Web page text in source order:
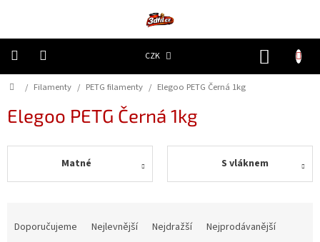
CZK
náhradní
díly
Domů
/ Filamenty / PETG filamenty / Elegoo PETG Černá 1kg
Elegoo PETG Černá 1kg
Matné S vláknem
Doporučujeme Nejlevnější Nejdražší
Nejprodávanější